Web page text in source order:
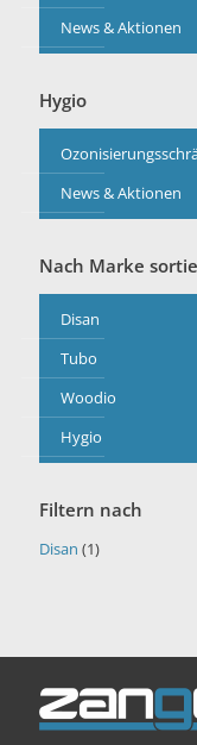
News & Aktionen
Hygio
News & Aktionen
Nach Marke
Disan
Tubo
Woodio
Hygio
Filtern nach
Disan (1)